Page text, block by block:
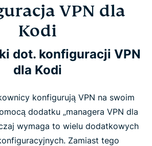
VPN dla
Kodi
dot. konfiguracji VPN
dla Kodi
konfigurują VPN na swoim
dodatku „managera VPN dla
wymaga to wielu dodatkowych
Zamiast tego